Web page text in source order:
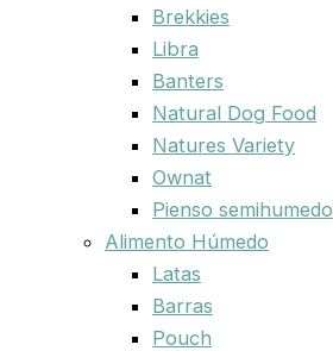
Brekkies
Libra
Banters
Natural Dog Food
Natures Variety
Ownat
Pienso semihumedo
Alimento Húmedo
Latas
Barras
Pouch